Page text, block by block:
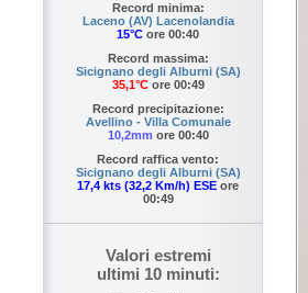
Record minima:
Laceno (AV) Lacenolandia
15°C ore 00:40
Record massima:
Sicignano degli Alburni (SA)
35,1°Core 00:49
Record precipitazione:
Avellino - Villa Comunale
10,2mm ore 00:40
Record raffica vento:
Sicignano degli Alburni (SA)
17,4 kts (32,2 Km/h) ESE ore
00:49
Valori estremi
ultimi 10 minuti: